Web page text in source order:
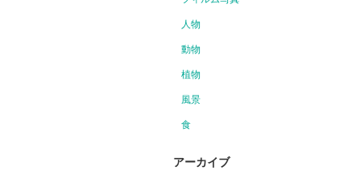
人物
動物
植物
風景
食
アーカイブ